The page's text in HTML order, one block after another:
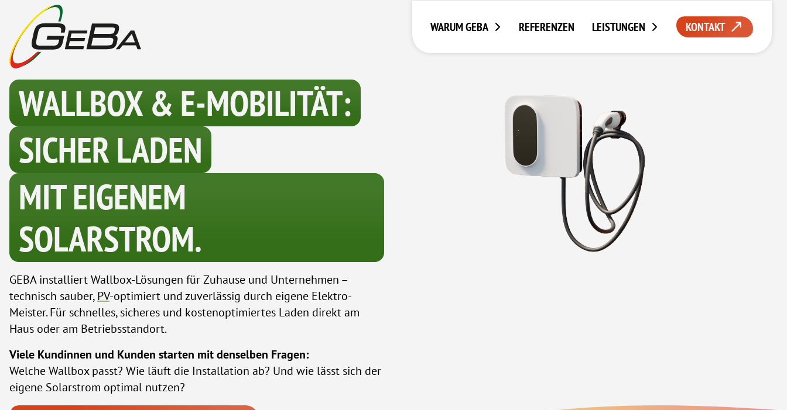
Inhalt
springen
WARUM GEBA REFERENZEN LEISTUNGEN KONTAKT
WALLBOX & E-MOBILITÄT:
SICHER LADEN
MIT EIGENEM
SOLARSTROM.
GEBA installiert Wallbox-Lösungen für Zuhause und Unternehmen –
technisch sauber,PV-optimiert und zuverlässig durch eigene Elektro-
Meister. Für schnelles, sicheres und kostenoptimiertes Laden direkt am
Haus oder am Betriebsstandort.
Viele Kundinnen und Kunden starten mit denselben Fragen:
Welche Wallbox passt? Wie läuft die Installation ab? Und wie lässt sich der
eigene Solarstrom optimal nutzen?